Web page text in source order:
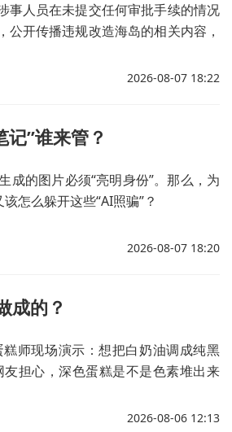
事人员在未提交任何审批手续的情况
开传播违规改造海岛的相关内容，
2026-08-07 18:22
”谁来管？
成的图片必须“亮明身份”。那么，为
怎么躲开这些“AI照骗”？
2026-08-07 18:20
成的？
师现场演示：想把白奶油调成纯黑
担心，深色蛋糕是不是色素堆出来
2026-08-06 12:13